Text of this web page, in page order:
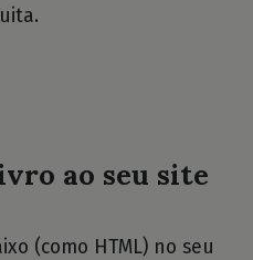
ao seu site
(como HTML) no seu